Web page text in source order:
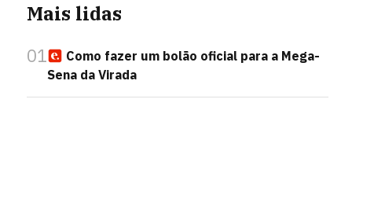
Mais lidas
01
Como fazer um bolão oficial para a Mega-
Sena da Virada